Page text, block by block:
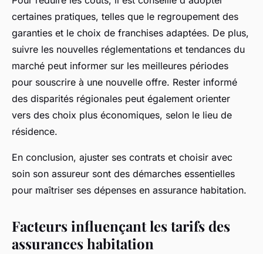
certaines pratiques, telles que le regroupement des
garanties et le choix de franchises adaptées. De plus,
suivre les nouvelles réglementations et tendances du
marché peut informer sur les meilleures périodes
pour souscrire à une nouvelle offre. Rester informé
des disparités régionales peut également orienter
vers des choix plus économiques, selon le lieu de
résidence.
En conclusion, ajuster ses contrats et choisir avec
soin son assureur sont des démarches essentielles
pour maîtriser ses dépenses en assurance habitation.
Facteurs influençant les tarifs des
assurances habitation